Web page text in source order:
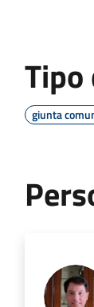
Tipo
giunta